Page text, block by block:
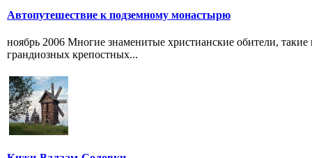
Автопутешествие к подземному монастырю
ноябрь 2006 Многие знаменитые христианские обители,
грандиозных крепостных...